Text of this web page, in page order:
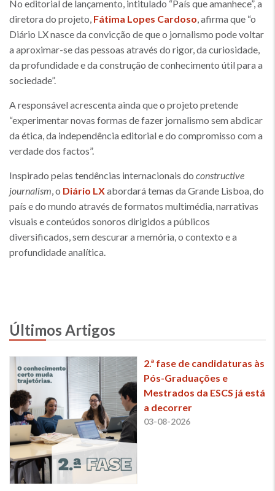
No editorial de lançamento, intitulado “País que amanhece”, a
diretora do projeto, Fátima Lopes Cardoso, afirma que “o
Diário LX nasce da convicção de que o jornalismo pode voltar
a aproximar-se das pessoas através do rigor, da curiosidade,
da profundidade e da construção de conhecimento útil para a
sociedade”.
A responsável acrescenta ainda que o projeto pretende
“experimentar novas formas de fazer jornalismo sem abdicar
da ética, da independência editorial e do compromisso com a
verdade dos factos”.
Inspirado pelas tendências internacionais do constructive
journalism, o Diário LXabordará temas da Grande Lisboa, do
país e do mundo através de formatos multimédia, narrativas
visuais e conteúdos sonoros dirigidos a públicos
diversificados, sem descurar a memória, o contexto e a
profundidade analítica.
Últimos Artigos
2.ª fase de candidaturas às
Pós-Graduações e
Mestrados da ESCS já está
a decorrer
03-08-2026